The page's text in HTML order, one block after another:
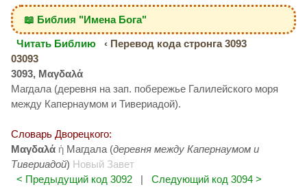
📖 Библия "Имена Бога"
Читать Библию
‹ Перевод кода стронга 3093
03093
3093, Μαγδαλά
Магдала (деревня на зап. побережье Галилейского моря
между Капернаумом и Тивериадой).
Словарь Дворецкого:
Μαγδαλά ἡ Магдала (деревня между Капернаумом и
Тивериадой) Новый Завет
< Предыдущий код 3092
| Следующий код 3094 >